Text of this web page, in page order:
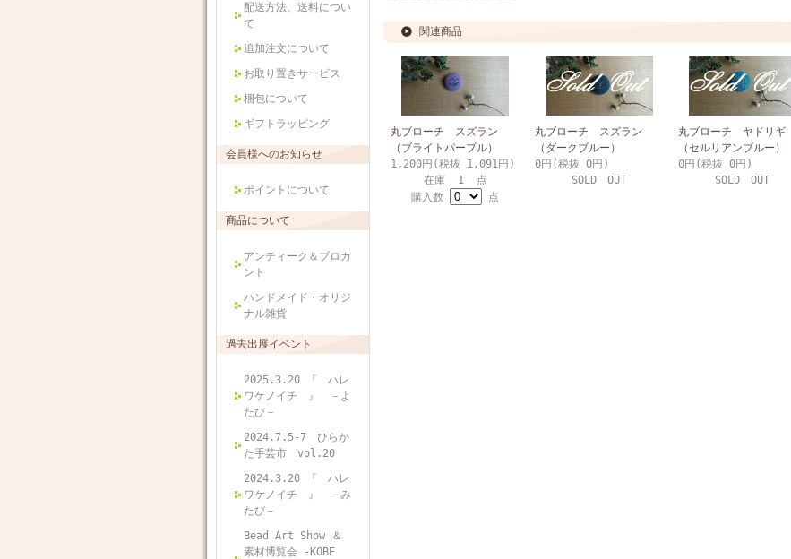
配送方法、送料につい
て
追加注文について
お取り置きサービス
梱包について
ギフトラッピング
会員様へのお知らせ
ポイントについて
商品について
アンティーク＆ブロカ
ント
ハンドメイド・オリジ
ナル雑貨
過去出展イベント
2025.3.20 『 ハレ
ワケノイチ 』 －よ
たび－
2024.7.5-7 ひらか
た手芸市 vol.20
2024.3.20 『 ハレ
ワケノイチ 』 －み
たび－
Bead Art Show ＆
素材博覧会 -KOBE
関連商品
丸ブローチ スズラン
（ブライトパープル）
1,200円(税抜 1,091円)
在庫 1 点
購入数
点
丸ブローチ スズラン
（ダークブルー）
0円(税抜 0円)
SOLD OUT
丸ブローチ ヤドリギ
（セルリアンブルー）
0円(税抜 0円)
SOLD OUT